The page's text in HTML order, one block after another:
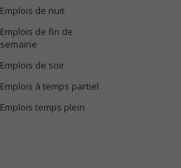
Emplois de nuit
Emplois de fin de
semaine
Emplois de soir
Emplois à temps partiel
Emplois temps plein